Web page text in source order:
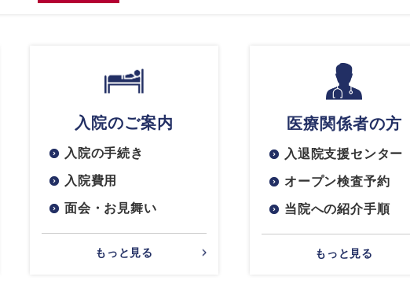
入院のご案内
入院の手続き
入院費用
面会・お見舞い
もっと見る
医療関係者の方
入退院支援センター
オープン検査予約
当院への紹介手順
もっと見る